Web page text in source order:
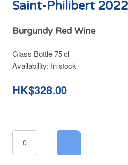
Saint-Philibert 2022
Burgundy Red Wine
Glass Bottle 75 cl
Availability: In stock
HK$328.00